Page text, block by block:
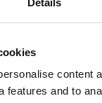
content
features and to
Ähnliche
A-Line